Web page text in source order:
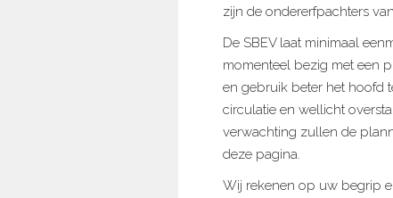
zijn de ondererfpachters
De SBEV laat minimaal
momenteel bezig met een
en gebruik beter het hoofd
circulatie en wellicht
verwachting zullen de
deze pagina.
Wij rekenen op uw begrip